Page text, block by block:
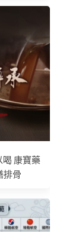
康寶藥
排骨